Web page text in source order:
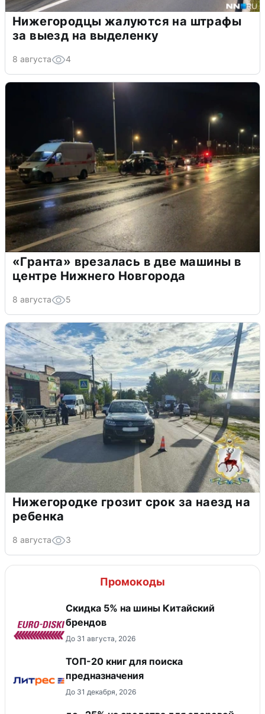
Нижегородцы жалуются на штрафы
за выезд на выделенку
8 августа 4
«Гранта» врезалась в две машины в
центре Нижнего Новгорода
8 августа 5
Нижегородке грозит срок за наезд на
ребенка
8 августа 3
Промокоды
​Скидка 5% на шины Китайский
брендов
До 31 августа, 2026
ТОП-20 книг для поиска
предназначения
До 31 декабря, 2026